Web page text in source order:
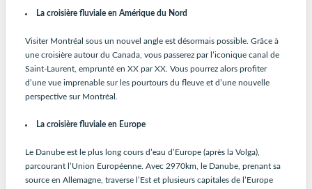
La croisière fluviale en Amérique du Nord
Visiter Montréal sous un nouvel angle est désormais possible. Grâce à
une croisière autour du Canada, vous passerez par l’iconique canal de
Saint-Laurent, emprunté en XX par XX. Vous pourrez alors profiter
d’une vue imprenable sur les pourtours du fleuve et d’une nouvelle
perspective sur Montréal.
La croisière fluviale en Europe
Le Danube est le plus long cours d’eau d’Europe (après la Volga),
parcourant l’Union Européenne. Avec 2970km, le Danube, prenant sa
source en Allemagne, traverse l’Est et plusieurs capitales de l’Europe